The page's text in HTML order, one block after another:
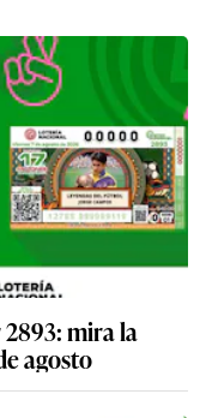
mira la
agosto